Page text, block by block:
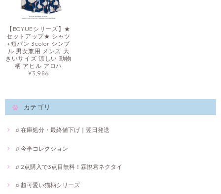
【BOYUEシリーズ】★
セットアップ★ シャツ
+短パン 3color シンプ
ル 男女兼用 メンズ 大
きいサイズ 涼しい 動物
柄 アヒル アロハ
¥3,986
カテゴリ
♫ 在庫処分・最終値下げ｜翌日発送
♫ 今季コレクション
♫ 2点購入で3点目無料！霖悅君ネクタイ
♫ 超可愛い猫柄シリーズ